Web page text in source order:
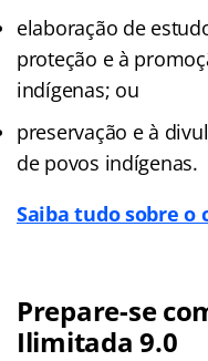
elaboração de
proteção e à
indígenas; ou
preservação e à
de povos indígenas.
Saiba tudo sobre o
Prepare-se
Ilimitada 9.0